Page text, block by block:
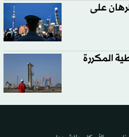
على
المكررة